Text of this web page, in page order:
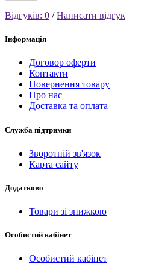
Відгуків: 0 /Написати відгук
Інформація
Договор оферти
Контакти
Повернення товару
Про нас
Доставка та оплата
Служба підтримки
Зворотній зв'язок
Карта сайту
Додатково
Товари зі знижкою
Особистий кабінет
Особистий кабінет